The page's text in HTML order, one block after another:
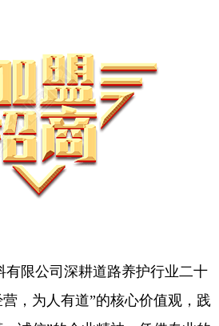
有限公司深耕道路养护行业二十
，为人有道”的核心价值观，践